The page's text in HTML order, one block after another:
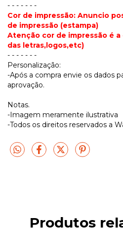
- - - - - - -
Cor de impressão: Anuncio
de impressão (estampa)
Atenção cor de impressão é
das letras,logos,etc)
- - - - - - -
Personalização:
-Após a compra envie os dados
aprovação.
Notas.
-Imagem meramente ilustrativa
-Todos os direitos reservados a
Produtos